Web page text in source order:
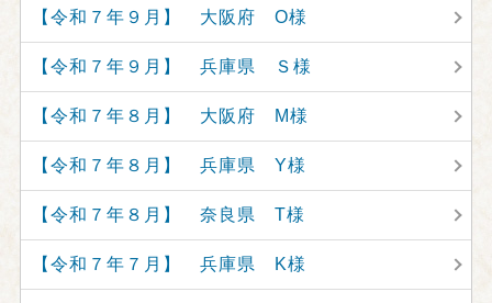
【令和７年９月】 大阪府 O様
【令和７年９月】 兵庫県 Ｓ様
【令和７年８月】 大阪府 M様
【令和７年８月】 兵庫県 Y様
【令和７年８月】 奈良県 T様
【令和７年７月】 兵庫県 K様